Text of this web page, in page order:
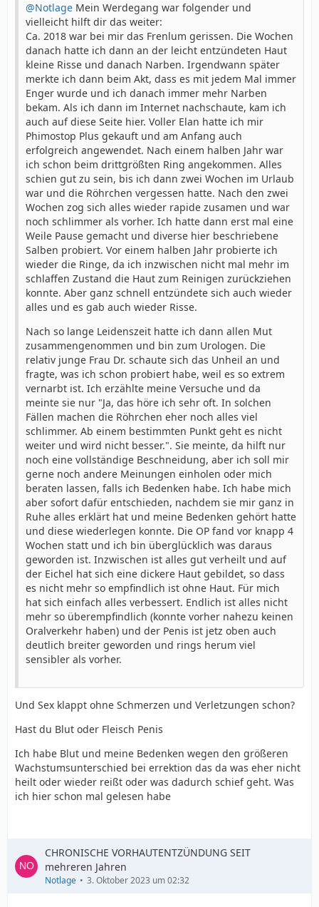
@Notlage Mein Werdegang war folgender und
vielleicht hilft dir das weiter:
Ca. 2018 war bei mir das Frenlum gerissen. Die Wochen
danach hatte ich dann an der leicht entzündeten Haut
kleine Risse und danach Narben. Irgendwann später
merkte ich dann beim Akt, dass es mit jedem Mal immer
Enger wurde und ich danach immer mehr Narben
bekam. Als ich dann im Internet nachschaute, kam ich
auch auf diese Seite hier. Voller Elan hatte ich mir
Phimostop Plus gekauft und am Anfang auch
erfolgreich angewendet. Nach einem halben Jahr war
ich schon beim drittgrößten Ring angekommen. Alles
schien gut zu sein, bis ich dann zwei Wochen im Urlaub
war und die Röhrchen vergessen hatte. Nach den zwei
Wochen zog sich alles wieder rapide zusamen und war
noch schlimmer als vorher. Ich hatte dann erst mal eine
Weile Pause gemacht und diverse hier beschriebene
Salben probiert. Vor einem halben Jahr probierte ich
wieder die Ringe, da ich inzwischen nicht mal mehr im
schlaffen Zustand die Haut zum Reinigen zurückziehen
konnte. Aber ganz schnell entzündete sich auch wieder
alles und es gab auch wieder Risse.
Nach so lange Leidenszeit hatte ich dann allen Mut
zusammengenommen und bin zum Urologen. Die
relativ junge Frau Dr. schaute sich das Unheil an und
fragte, was ich schon probiert habe, weil es so extrem
vernarbt ist. Ich erzählte meine Versuche und da
meinte sie nur "Ja, das höre ich sehr oft. In solchen
Fällen machen die Röhrchen eher noch alles viel
schlimmer. Ab einem bestimmten Punkt geht es nicht
weiter und wird nicht besser.". Sie meinte, da hilft nur
noch eine vollständige Beschneidung, aber ich soll mir
gerne noch andere Meinungen einholen oder mich
beraten lassen, falls ich Bedenken habe. Ich habe mich
aber sofort dafür entschieden, nachdem sie mir ganz in
Ruhe alles erklärt hat und meine Bedenken gehört hatte
und diese wiederlegen konnte. Die OP fand vor knapp 4
Wochen statt und ich bin überglücklich was daraus
geworden ist. Inzwischen ist alles gut verheilt und auf
der Eichel hat sich eine dickere Haut gebildet, so dass
es nicht mehr so empfindlich ist ohne Haut. Für mich
hat sich einfach alles verbessert. Endlich ist alles nicht
mehr so überempfindlich (konnte vorher nahezu keinen
Oralverkehr haben) und der Penis ist jetz oben auch
deutlich breiter geworden und rings herum viel
sensibler als vorher.
Und Sex klappt ohne Schmerzen und Verletzungen schon?
Hast du Blut oder Fleisch Penis
Ich habe Blut und meine Bedenken wegen den größeren
Wachstumsunterschied bei errektion das da was eher nicht
heilt oder wieder reißt oder was dadurch schief geht. Was
ich hier schon mal gelesen habe
CHRONISCHE VORHAUTENTZÜNDUNG SEIT
mehreren Jahren
Notlage 3. Oktober 2023 um 02:32